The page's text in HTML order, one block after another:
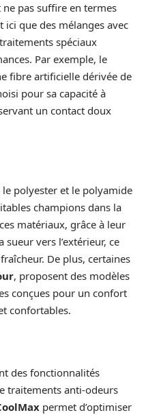
pas suffire en termes
ici que des mélanges avec
spéciaux
Par exemple, le
fibre artificielle dérivée de
pour sa capacité à
un contact doux
polyester et le polyamide
champions dans la
matériaux, grâce à leur
vers l’extérieur, ce
De plus, certaines
, proposent des modèles
conçues pour un confort
confortables.
des fonctionnalités
traitements anti-odeurs
permet d’optimiser